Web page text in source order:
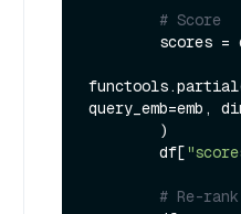
# Score
query_emb=emb,
        df[
# Re-rank